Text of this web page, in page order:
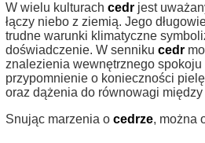
W wielu kulturach cedr jest
łączy niebo z ziemią. Jego
trudne warunki klimatyczne
doświadczenie. W senniku cedr
znalezienia wewnętrznego spokoju
przypomnienie o konieczności
oraz dążenia do równowagi między
Snując marzenia o cedrze, można